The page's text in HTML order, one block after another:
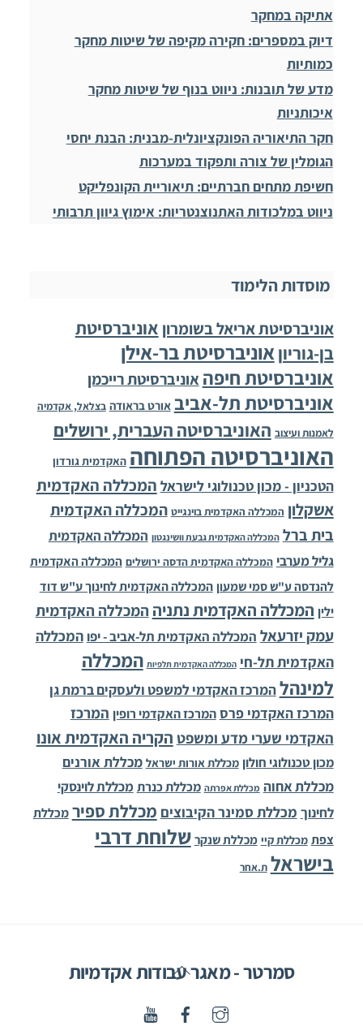
אתיקה במחקר
דיוק במספרים: חקירה מקיפה של שיטות מחקר
כמותיות
מדע של תובנות: ניווט בנוף של שיטות מחקר
איכותניות
חקר התיאוריה הפונקציונלית-מבנית: הבנת יחסי
הגומלין של צורה ותפקוד במערכות
חשיפת מתחים חברתיים: תיאוריית הקונפליקט
ניווט במלכודות האתנוצנטריות: אימוץ גיוון תרבותי
מוסדות הלימוד
אוניברסיטת אריאל בשומרון אוניברסיטת
בן-גוריוןאוניברסיטת בר-אילן
אוניברסיטת חיפה אוניברסיטת רייכמן
אוניברסיטת תל-אביב אורט בראודה בצלאל, אקדמיה
לאמנות ועיצוב האוניברסיטה העברית, ירושלים
האוניברסיטה הפתוחה האקדמית גורדון
הטכניון - מכון טכנולוגי לישראל המכללה האקדמית
אשקלון המכללה האקדמית בוינגייט המכללה האקדמית
בית ברל המכללה האקדמית גבעת וושינגטון המכללה האקדמית
גליל מערבי המכללה האקדמית הדסה ירושלים המכללה האקדמית
להנדסה ע"ש סמי שמעון המכללה האקדמית לחינוך ע"ש דוד
ילין המכללה האקדמית נתניה המכללה האקדמית
עמק יזרעאל המכללה האקדמית תל-אביב - יפו המכללה
האקדמית תל-חי המכללה האקדמית תלפיות המכללה
למינהלהמרכז האקדמי למשפט ולעסקים ברמת גן
המרכז האקדמי פרס המרכז האקדמי רופין המרכז
האקדמי שערי מדע ומשפט הקריה האקדמית אונו
מכון טכנולוגי חולון מכללת אורות ישראל מכללת אורנים
מכללת אחוה מכללת אפרתה מכללת כנרת מכללת לוינסקי
לחינוך מכללת סמינר הקיבוצים מכללת ספיר מכללת
צפת מכללת קיי מכללת שנקר שלוחת דרבי
בישראל ת.אחר
Back
Top
סמרטר - מאגר עבודות אקדמיות